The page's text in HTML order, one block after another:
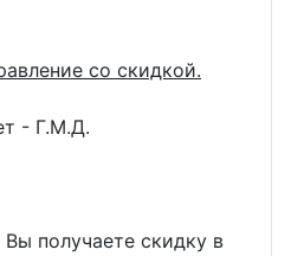
со скидкой.
- Г.М.Д.
получаете скидку в